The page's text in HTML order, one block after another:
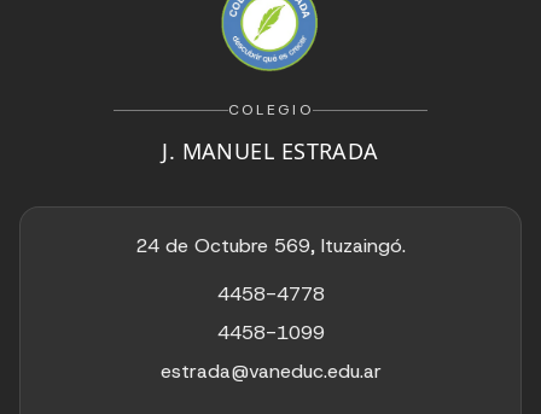
COLEGIO
J. MANUEL ESTRADA
24 de Octubre 569, Ituzaingó.
4458-4778
4458-1099
estrada@vaneduc.edu.ar